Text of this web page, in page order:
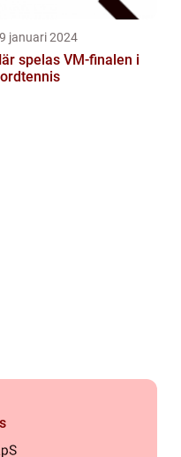
januari 2024
spelas VM-finalen i